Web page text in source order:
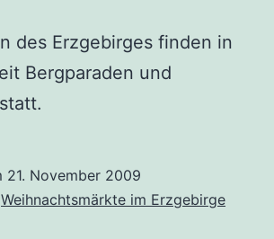
des Erzgebirges finden in
Bergparaden und
21. November 2009
Weihnachtsmärkte im Erzgebirge